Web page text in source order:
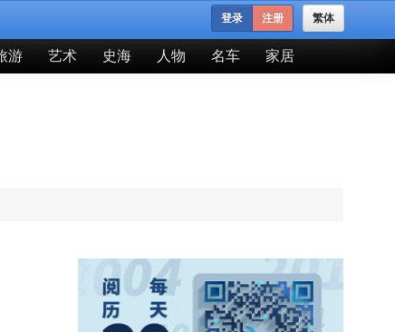
繁体
登录 注册
游 艺术 史海 人物 名车 家居